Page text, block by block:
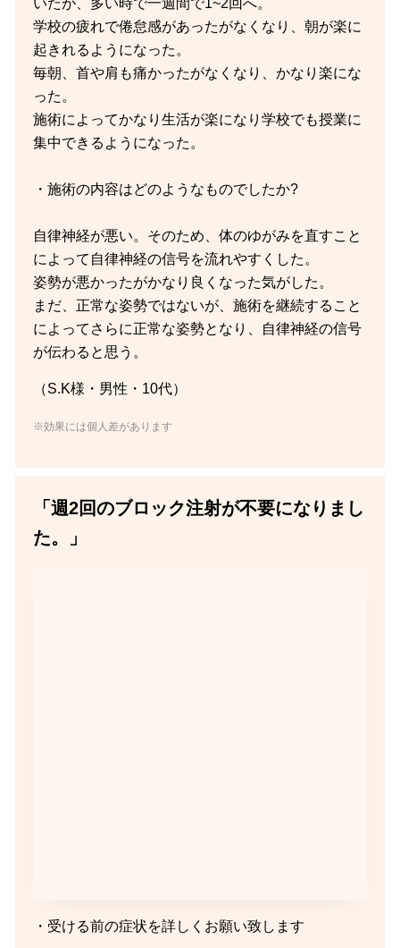
学校の疲れで倦怠感があったがなくなり、朝が楽に
起きれるようになった。
毎朝、首や肩も痛かったがなくなり、かなり楽にな
った。
施術によってかなり生活が楽になり学校でも授業に
集中できるようになった。
・施術の内容はどのようなものでしたか?
自律神経が悪い。そのため、体のゆがみを直すこと
によって自律神経の信号を流れやすくした。
姿勢が悪かったがかなり良くなった気がした。
まだ、正常な姿勢ではないが、施術を継続すること
によってさらに正常な姿勢となり、自律神経の信号
が伝わると思う。
（S.K様・男性・10代）
※効果には個人差があります
「週2回のブロック注射が不要になりまし
た。」
・受ける前の症状を詳しくお願い致します